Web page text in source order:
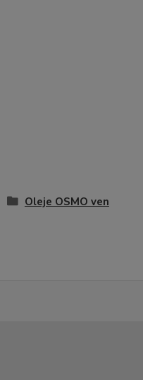
Oleje OSMO ven